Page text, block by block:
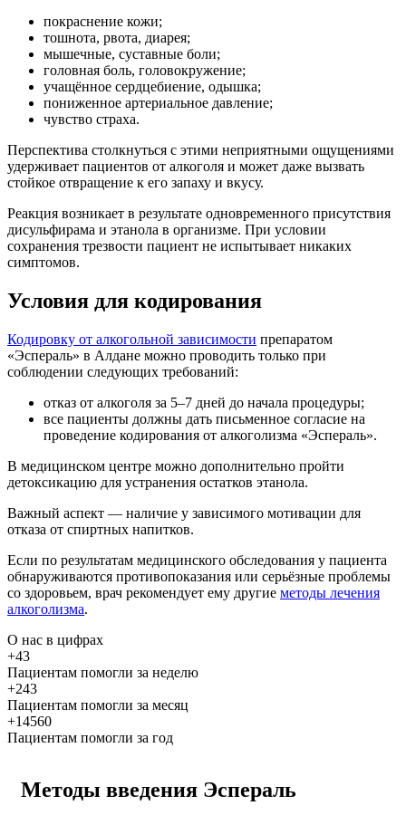
покраснение кожи;
тошнота, рвота, диарея;
мышечные, суставные боли;
головная боль, головокружение;
учащённое сердцебиение, одышка;
пониженное артериальное давление;
чувство страха.
Перспектива столкнуться с этими неприятными ощущениями
удерживает пациентов от алкоголя и может даже вызвать
стойкое отвращение к его запаху и вкусу.
Реакция возникает в результате одновременного присутствия
дисульфирама и этанола в организме. При условии
сохранения трезвости пациент не испытывает никаких
симптомов.
Условия для кодирования
Кодировку от алкогольной зависимости препаратом
«Эспераль» в Алдане можно проводить только при
соблюдении следующих требований:
отказ от алкоголя за 5–7 дней до начала процедуры;
все пациенты должны дать письменное согласие на
проведение кодирования от алкоголизма «Эспераль».
В медицинском центре можно дополнительно пройти
детоксикацию для устранения остатков этанола.
Важный аспект — наличие у зависимого мотивации для
отказа от спиртных напитков.
Если по результатам медицинского обследования у пациента
обнаруживаются противопоказания или серьёзные проблемы
со здоровьем, врач рекомендует ему другие методы лечения
алкоголизма.
О нас в цифрах
+43
Пациентам помогли за неделю
+243
Пациентам помогли за месяц
+14560
Пациентам помогли за год
Методы введения Эспераль